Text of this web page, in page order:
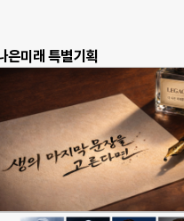
은미래 특별기획